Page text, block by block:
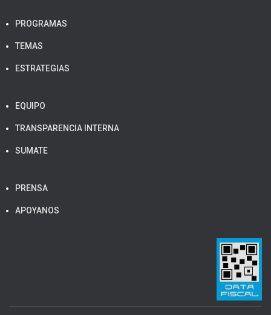
PROGRAMAS
TEMAS
ESTRATEGIAS
EQUIPO
TRANSPARENCIA INTERNA
SUMATE
PRENSA
APOYANOS